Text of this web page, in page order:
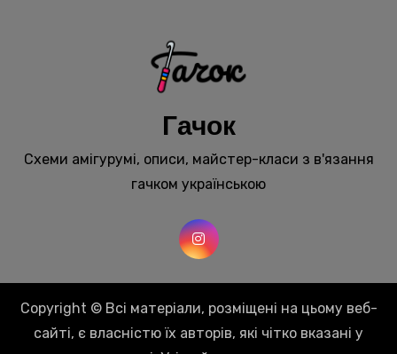
Гачок
Схеми амігурумі, описи, майстер-класи з в'язання
гачком українською
Copyright © Всі матеріали, розміщені на цьому веб-
сайті, є власністю їх авторів, які чітко вказані у